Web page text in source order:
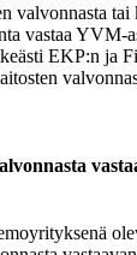
valvonnasta
vastaa YVM-
EKP:n ja